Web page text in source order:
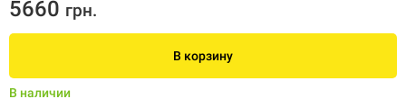
5660 грн.
В корзину
В наличии